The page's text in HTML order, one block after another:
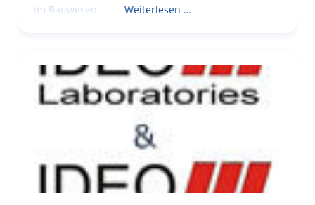
im Bauwesen
Weiterlesen …